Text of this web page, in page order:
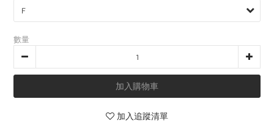
數量
加入購物車
加入追蹤清單